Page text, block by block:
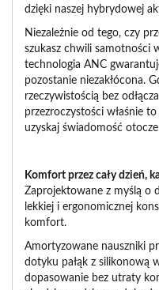
dzięki naszej hybrydowej
Niezależnie od tego, czy
szukasz chwili samotności
technologia ANC
pozostanie niezakłócona.
rzeczywistością bez
przezroczystości właśnie
uzyskaj świadomość
Komfort przez cały dzień,
Zaprojektowane z myślą o
lekkiej i ergonomicznej
komfort.
Amortyzowane nauszniki
dotyku pałąk z silikonową
dopasowanie bez utraty